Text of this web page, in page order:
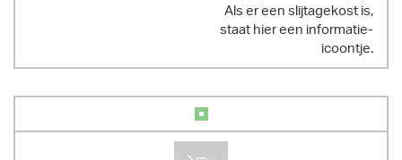
Als er een slijtagekost is,
staat hier een informatie-
icoontje.